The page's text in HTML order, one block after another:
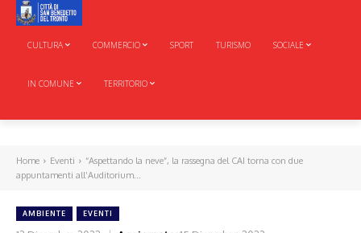
CULTURA COMMERCIO SPORT TURISMO SOCIALE
IN COMUNE TERRITORIO
Home Eventi
“Aspettando la neve”, la rassegna del CAI torna con due
appuntamenti all’Auditorium...
AMBIENTE EVENTI